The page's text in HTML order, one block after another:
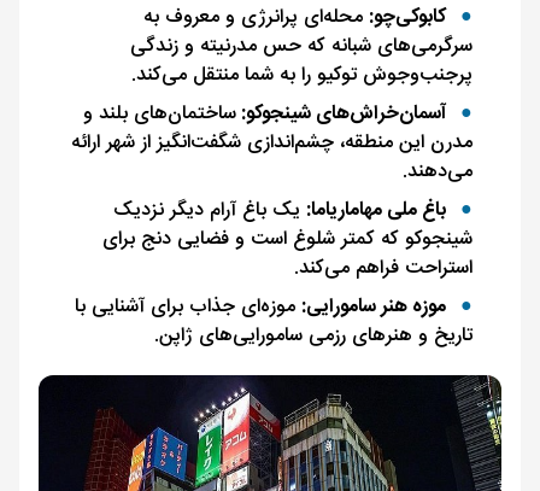
کابوکی‌چو: محله‌ای پرانرژی و معروف به
سرگرمی‌های شبانه که حس مدرنیته و زندگی
پرجنب‌وجوش توکیو را به شما منتقل می‌کند.
آسمان‌خراش‌های شینجوکو:ساختمان‌های بلند و
مدرن این منطقه، چشم‌اندازی شگفت‌انگیز از شهر ارائه
می‌دهند.
باغ ملی مهاماریاما: یک باغ آرام دیگر نزدیک
شینجوکو که کمتر شلوغ است و فضایی دنج برای
استراحت فراهم می‌کند.
موزه هنر سامورایی: موزه‌ای جذاب برای آشنایی با
تاریخ و هنرهای رزمی سامورایی‌های ژاپن.